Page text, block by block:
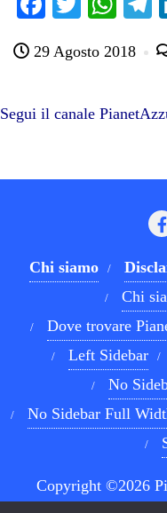
bo tte ts
pp
29 Agosto 2018
Segui il canale
Chi siamo
Chi
Dove trovare
Left Sidebar
No
No Sidebar Full
Copyright ©2026